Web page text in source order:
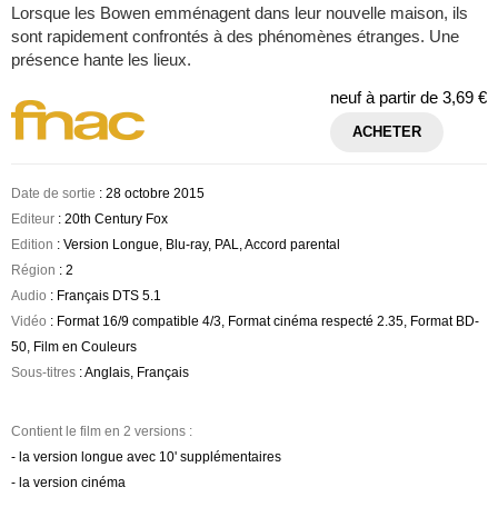
Lorsque les Bowen emménagent dans leur nouvelle maison, ils
sont rapidement confrontés à des phénomènes étranges. Une
présence hante les lieux.
neuf à partir de 3,69 €
ACHETER
Date de sortie : 28 octobre 2015
Editeur : 20th Century Fox
Edition : Version Longue, Blu-ray, PAL, Accord parental
Région : 2
Audio : Français DTS 5.1
Vidéo : Format 16/9 compatible 4/3, Format cinéma respecté 2.35, Format BD-
50, Film en Couleurs
Sous-titres : Anglais, Français
Contient le film en 2 versions :
- la version longue avec 10' supplémentaires
- la version cinéma